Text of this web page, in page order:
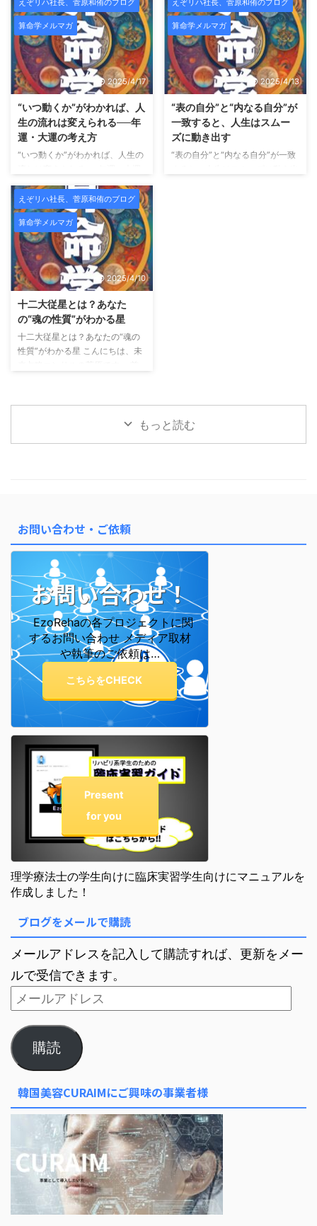
新メニュー導入および施術データ
収集のため、期間限定のモニター
様を募集いたします。 HAYIMは
「一時的な変化ではなく、肌その
ものを変えていくこと」をコンセ
プトにした、結果重視のビューテ
ィーサロンです。 HAYIMビュー
ティサロンとは？ HAYIMビュー
ティサロンは、理学療法士として
身体構造を熟知した代表が監修
し、CURAIMという韓国美容と医
ルケアを提供しています。
肌
...
るようになる。 こういう時、人
は無意識のうちに「自分は正し
い」「自分はうまくやっている」
と思い始めます。 そして不思議
なことに、一番大切だったはずの
声が、聞こえなくなっていく。
師匠の言葉。昔お世話になった人
の助言。厳しくも愛のあるフィー
ドバック。 それらが「うるさい
もの」「古い価値観」「今の自分
には合わないもの」に見え始め
えぞリハ社長、菅原和侑のブログ
算命学メルマガ
2025/4/17
“いつ動くか”がわかれば、人
生の流れは変えられる──年
運・大運の考え方
“いつ動くか”がわかれば、人生の
の考え方 こんにちは、未来占略
コンサルの菅原です。 これまで
のメルマガでは、 「自分の宿
命」や「星の組み合わせ」を通し
て、 “どんな自分か”を知る方法を
お届けしてきました。 今回はそ
こから一歩踏み込み、「いつ動く
か？」という、 人生のタイミン
グの読み方＝運勢のリズムについ
てご紹介します。 運勢には“波”が
ある 算命学では、運の流れを大
きく2つに分けて見ます。 年運
（ねんうん）： 1年ごとのテー
えぞリハ社長、菅原和侑のブログ
算命学メルマガ
2025/4/13
“表の自分”と“内なる自分”が
一致すると、人生はスムー
ズに動き出す
“表の自分”と“内なる自分”が一致
えぞリハ社長、菅原和侑のブログ
算命学メルマガ
2025/4/10
十二大従星とは？あなた
の“魂の性質”がわかる星
十二大従星とは？あなたの“魂の
性質”がわかる星 こんにちは、未
行動パターンが変わるというお話
をしました。 今回はさらに深
表しています。 これが「十二大
従星」です。 この星を知ると、
なぜ自分はこう感じやすいのか ...
もっと読む
お問い合わせ・ご依頼
お問い合わせ！
EzoRehaの各プロジェクトに関
するお問い合わせ メディア取材
や執筆のご依頼は…
こちらをCHECK
Present
for you
理学療法士の学生向けに臨床実習学生向けにマニュアルを
作成しました！
ブログをメールで購読
メールアドレスを記入して購読すれば、更新をメー
ルで受信できます。
購読
韓国美容CURAIMにご興味の事業者様